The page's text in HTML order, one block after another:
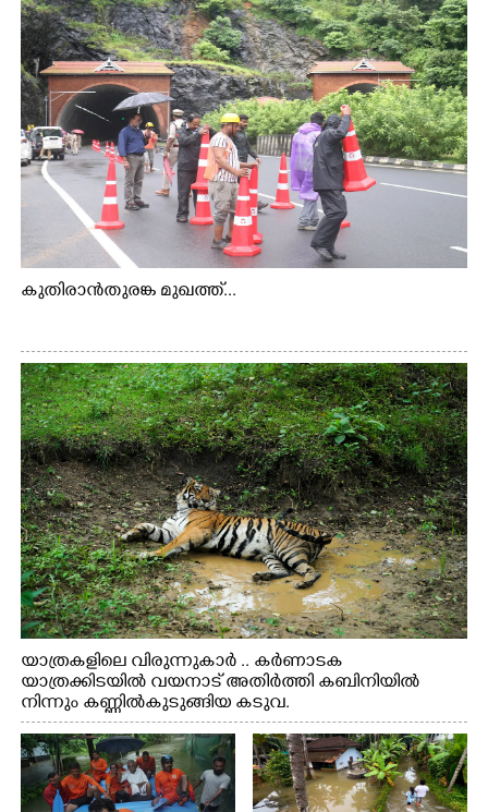
കുതിരാൻതുരങ്ക മുഖത്ത്...
യാത്രകളിലെ വിരുന്നുകാർ .. കർണാടക
യാത്രക്കിടയിൽ വയനാട് അതിർത്തി കബിനിയിൽ
നിന്നും കണ്ണിൽകുടുങ്ങിയ കടുവ.